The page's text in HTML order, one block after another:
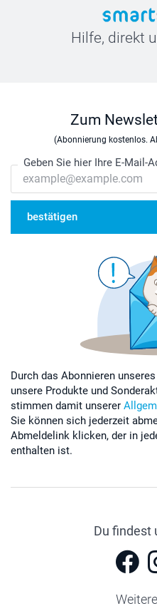
Hilfe, direkt
Zum
(Abonnierung kostenlos.
Geben Sie hier Ihre E-Mail-
bestätigen
Durch das Abonnieren
unsere Produkte und
stimmen damit unserer
Sie können sich jederzeit
Abmeldelink klicken, der in
enthalten ist.
Du findest